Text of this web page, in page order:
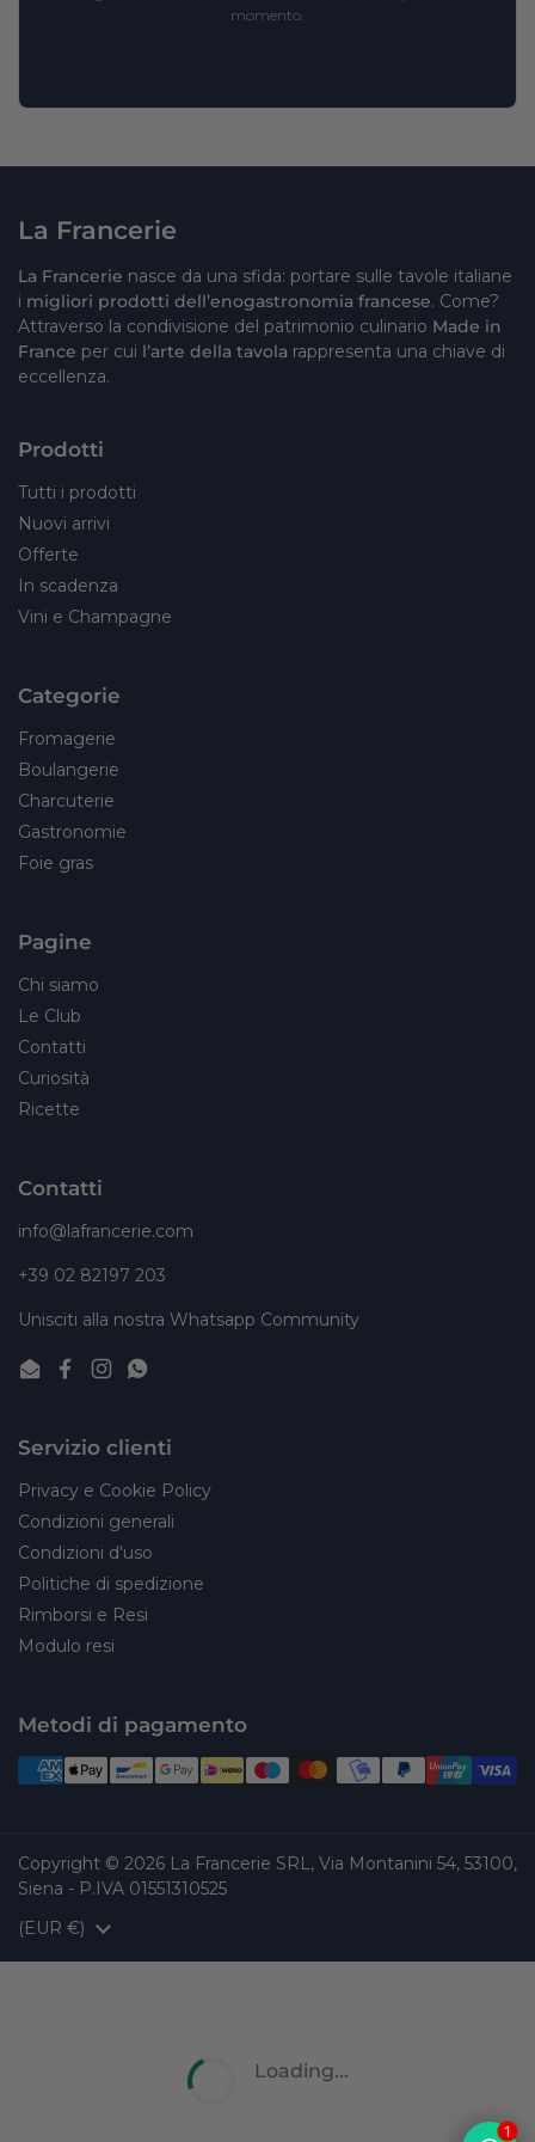
momento.
La Francerie
La Francerie nasce da una sfida: portare sulle tavole italiane
i migliori prodotti dell’enogastronomia francese. Come?
Attraverso la condivisione del patrimonio culinario Made in
France per cui l’arte della tavola rappresenta una chiave di
eccellenza.
Prodotti
Tutti i prodotti
Nuovi arrivi
Offerte
In scadenza
Vini e Champagne
Categorie
Fromagerie
Boulangerie
Charcuterie
Gastronomie
Foie gras
Pagine
Chi siamo
Le Club
Contatti
Curiosità
Ricette
Contatti
info@lafrancerie.com
+39 02 82197 203
Unisciti alla nostra Whatsapp Community
EmailFacebook
InstagramWhatsApp
Servizio clienti
Privacy e Cookie Policy
Condizioni generali
Condizioni d'uso
Politiche di spedizione
Rimborsi e Resi
Modulo resi
Metodi di pagamento
Copyright © 2026 La Francerie SRL, Via Montanini 54, 53100,
Siena - P.IVA 01551310525
Paese/Area geografica
(EUR €)
1
Loading...